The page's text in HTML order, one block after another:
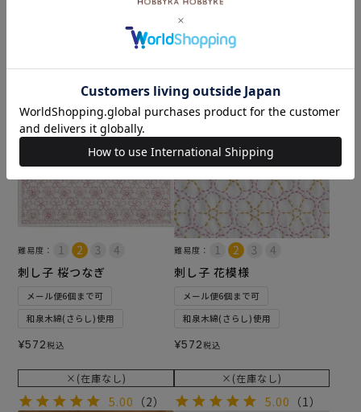
カートに入れる
¥572税込
カートに入れる
難易度：
刺し子 桜つなぎ
メール便6個まで可
和泉木綿(さらし)使用
¥572税込
×(在庫なし)
5.00 （2）
難易度：
刺し子 花模様
メール便6個まで可
和泉木綿(さらし)使用
¥572税込
×(在庫なし)
5.00 （1）